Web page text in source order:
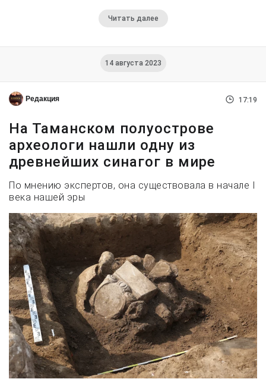
Читать далее
14 августа 2023
Редакция 17:19
На Таманском полуострове
археологи нашли одну из
древнейших синагог в мире
По мнению экспертов, она существовала в начале I
века нашей эры